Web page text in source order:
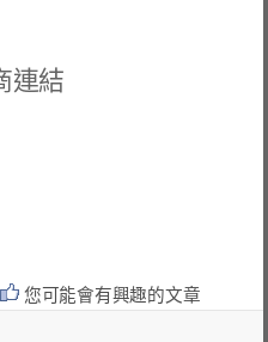
連結
您可能會有興趣的文章